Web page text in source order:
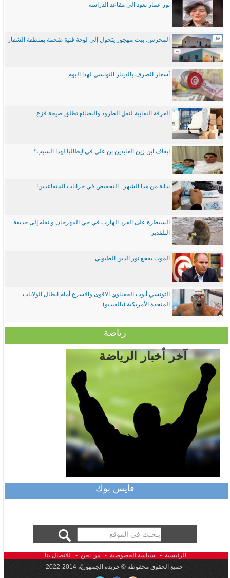
نور عمار تعود الى مقاعد الدراسة
المحرس: بيت مهجور يتحول إلى لوحة فنية ضخمة بمنطقة الشفار
أسعار الصرف بالدينار التونسي لهذا اليوم
الغرفة النقابية لنقل الطرود والبضائع تطلق صيحة فزع
ايقاف ابن زين العابدين بن علي في ايطاليا لهذا السبب؟
بداية من هذا الشهر.. التخفيض في جرايات المتقاعدين!
السيطرة على القرد الهارب في حي المهرجان و نقله إلى حديقة
البلفدير
الموت يفجع نور الدين الطبوبي
التونسي أيوب الحفناوي الاقوى والاسرع أمام ابطال الولايات
المتحدة الأمريكية (بالفيديو)
رياضة
آخر أخبار الرياضة
فايس بوك
الرئيسية- سياسة الخصوصية- من نحن-
للاتصال بنا
جميع الحقوق محفوظة © جريدة الجمهوريّة 2014-2022